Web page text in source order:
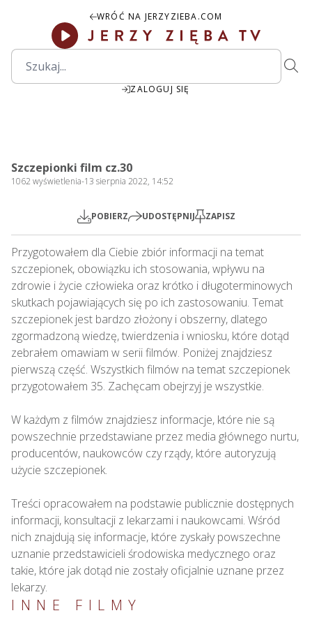
WRÓĆ NA JERZYZIEBA.COM
ZALOGUJ SIĘ
Szczepionki film cz.30
1062 wyświetlenia-13 sierpnia 2022, 14:52
POBIERZ UDOSTĘPNIJ ZAPISZ
Przygotowałem dla Ciebie zbiór informacji na temat
szczepionek, obowiązku ich stosowania, wpływu na
zdrowie i życie człowieka oraz krótko i długoterminowych
skutkach pojawiających się po ich zastosowaniu. Temat
szczepionek jest bardzo złożony i obszerny, dlatego
zgormadzoną wiedzę, twierdzenia i wniosku, które dotąd
zebrałem omawiam w serii filmów. Poniżej znajdziesz
pierwszą część. Wszystkich filmów na temat szczepionek
przygotowałem 35. Zachęcam obejrzyj je wszystkie.
W każdym z filmów znajdziesz informacje, które nie są
powszechnie przedstawiane przez media głównego nurtu,
producentów, naukowców czy rządy, które autoryzują
użycie szczepionek.
Treści opracowałem na podstawie publicznie dostępnych
informacji, konsultacji z lekarzami i naukowcami. Wśród
nich znajdują się informacje, które zyskały powszechne
uznanie przedstawicieli środowiska medycznego oraz
takie, które jak dotąd nie zostały oficjalnie uznane przez
lekarzy.
INNE FILMY